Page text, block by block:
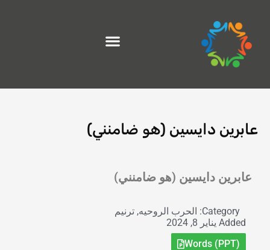
المحتوى
عابرين دايسين (هو ضامنني)
عابرين دايسين (هو ضامنني)
Category: الحرب الروحيه, ترنيم
Added يناير 8, 2024
Words (PPT)